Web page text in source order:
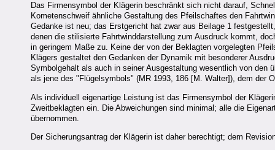
Das Firmensymbol der Klägerin beschränkt sich nicht darauf,
Kometenschweif ähnliche Gestaltung des Pfeilschaftes den
Gedanke ist neu; das Erstgericht hat zwar aus Beilage 1
denen die stilisierte Fahrtwinddarstellung zum Ausdruck kommt,
in geringem Maße zu. Keine der von der Beklagten vorgelegten
Klägers gestaltet den Gedanken der Dynamik mit besonderer
Symbolgehalt als auch in seiner Ausgestaltung wesentlich von den
als jene des "Flügelsymbols" (MR 1993, 186 [M. Walter]), dem der
Als individuell eigenartige Leistung ist das Firmensymbol der
Zweitbeklagten ein. Die Abweichungen sind minimal; alle die
übernommen.
Der Sicherungsantrag der Klägerin ist daher berechtigt; dem